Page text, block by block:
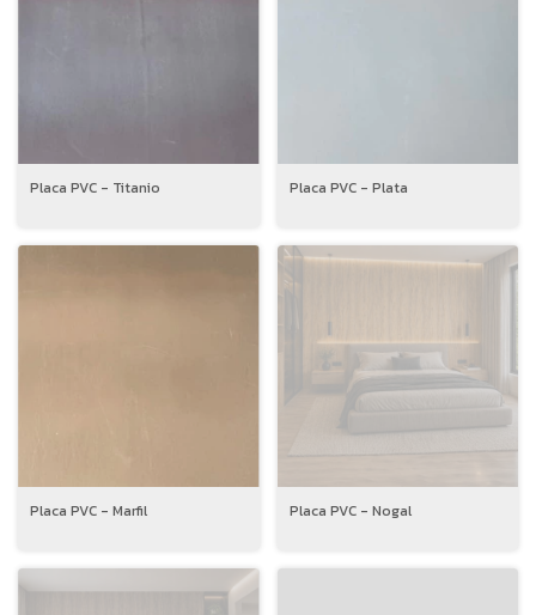
Placa PVC - Titanio Placa PVC - Plata
Placa PVC - Marfil Placa PVC - Nogal